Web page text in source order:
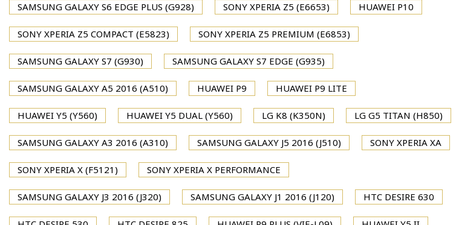
SAMSUNG GALAXY S6 EDGE PLUS (G928) SONY XPERIA Z5 (E6653) HUAWEI P10
SONY XPERIA Z5 COMPACT (E5823) SONY XPERIA Z5 PREMIUM (E6853)
SAMSUNG GALAXY S7 (G930) SAMSUNG GALAXY S7 EDGE (G935)
SAMSUNG GALAXY A5 2016 (A510) HUAWEI P9 HUAWEI P9 LITE
HUAWEI Y5 (Y560) HUAWEI Y5 DUAL (Y560) LG K8 (K350N) LG G5 TITAN (H850)
SAMSUNG GALAXY A3 2016 (A310) SAMSUNG GALAXY J5 2016 (J510) SONY XPERIA XA
SONY XPERIA X (F5121) SONY XPERIA X PERFORMANCE
SAMSUNG GALAXY J3 2016 (J320) SAMSUNG GALAXY J1 2016 (J120) HTC DESIRE 630